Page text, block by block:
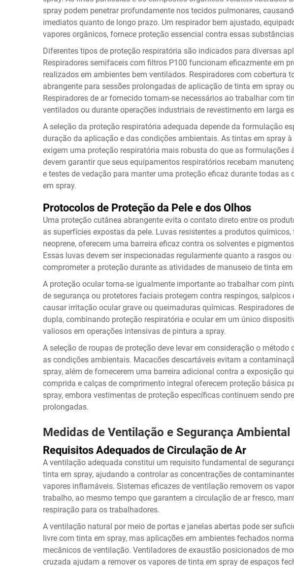
spray podem penetrar profundamente nos tecidos pulmonares,
imediatos quanto de longo prazo. Um respirador bem ajustado,
vapores orgânicos, fornece proteção essencial contra essas
Diferentes tipos de proteção respiratória são indicados para diversas
Respiradores semifaceis com filtros P100 funcionam eficazmente em
realizados em ambientes bem ventilados. Respiradores com cobertura
abrangente para sessões prolongadas de aplicação de tinta em spray
Respiradores de ar fornecido tornam-se necessários ao trabalhar com
ventilados ou durante operações industriais de revestimento em larga
A seleção da proteção respiratória adequada depende da formulação
duração da aplicação e das condições ambientais. As tintas em spray
exigem uma proteção respiratória mais robusta do que as formulações
devem garantir que seus equipamentos respiratórios recebam
e testes de vedação para manter uma proteção eficaz durante todas as
em spray.
Protocolos de Proteção da Pele e dos Olhos
Uma proteção cutânea abrangente evita o contato direto entre os
as superfícies expostas da pele. Luvas resistentes a produtos
neoprene, oferecem uma barreira eficaz contra os solventes e
Essas luvas devem ser inspecionadas regularmente quanto a rasgos
comprometer a proteção durante as atividades de manuseio de tinta em
A proteção ocular torna-se igualmente importante ao trabalhar com
de segurança ou protetores faciais protegem contra respingos, salpicos
causar irritação ocular grave ou queimaduras químicas. Respiradores
dupla, combinando proteção respiratória e ocular em um único
valiosos em operações intensivas de pintura a spray.
A seleção de roupas de proteção deve levar em consideração o
as condições ambientais. Macacões descartáveis evitam a
spray, além de fornecerem uma barreira adicional contra a exposição
comprida e calças de comprimento integral oferecem proteção básica
spray, embora vestimentas de proteção específicas continuem sendo
prolongadas.
Medidas de Ventilação e Segurança Ambiental
Requisitos Adequados de Circulação de Ar
A ventilação adequada constitui um requisito fundamental de
tinta em spray, ajudando a controlar as concentrações de
vapores inflamáveis. Sistemas eficazes de ventilação removem os
trabalho, ao mesmo tempo que garantem a circulação de ar fresco,
respiração para os trabalhadores.
A ventilação natural por meio de portas e janelas abertas pode ser
livre com tinta em spray, mas aplicações em ambientes fechados
mecânicos de ventilação. Ventiladores de exaustão posicionados de
cruzada ajudam a remover os vapores de tinta em spray de espaços